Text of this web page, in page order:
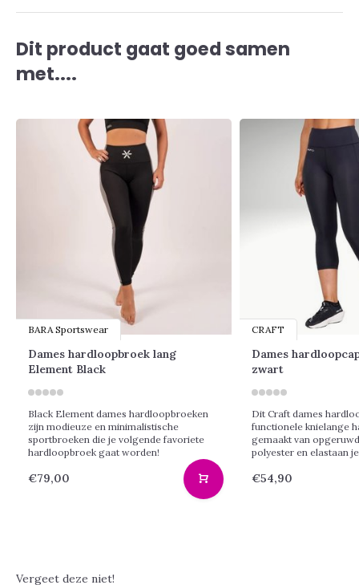
Dit product gaat goed samen
met....
BARA Sportswear
Dames hardloopbroek lang
Element Black
Black Element dames hardloopbroeken
zijn modieuze en minimalistische
sportbroeken die je volgende favoriete
hardloopbroek gaat worden!
€79,00
CRAFT
Dames
zwart
Dit Craft dames
functionele knielange
gemaakt van
polyester en elastaan
€54,90
Vergeet deze niet!